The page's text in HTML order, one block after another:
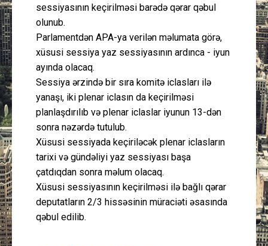
Cəmiyyət
Peşə etikası
Əlaqə
sessiyasının keçirilməsi barədə qərar qəbul
olunub.
Parlamentdən APA-ya verilən məlumata görə,
xüsusi sessiya yaz sessiyasının ardınca - iyun
ayında olacaq.
Sessiya ərzində bir sıra komitə iclasları ilə
yanaşı, iki plenar iclasın da keçirilməsi
planlaşdırılıb və plenar iclaslar iyunun 13-dən
sonra nəzərdə tutulub.
Xüsusi sessiyada keçiriləcək plenar iclasların
tarixi və gündəliyi yaz sessiyası başa
çatdıqdan sonra məlum olacaq.
Xüsusi sessiyasının keçirilməsi ilə bağlı qərar
deputatların 2/3 hissəsinin müraciəti əsasında
qəbul edilib.